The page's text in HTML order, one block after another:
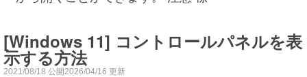
[Windows 11] コントロールパネルを表
示する方法
2021/08/18 公開2026/04/16 更新